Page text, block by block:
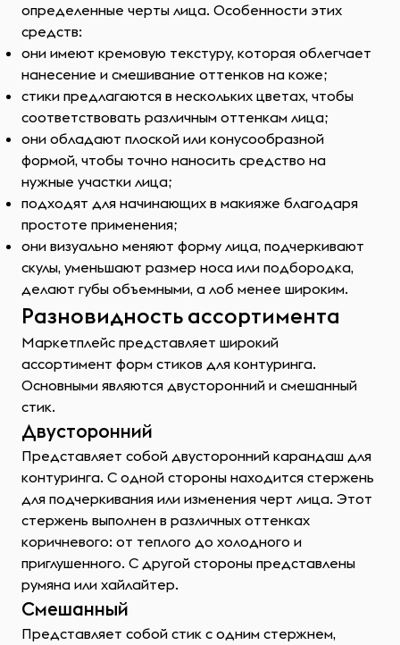
определенные черты лица. Особенности этих
средств:
они имеют кремовую текстуру, которая облегчает
нанесение и смешивание оттенков на коже;
стики предлагаются в нескольких цветах, чтобы
соответствовать различным оттенкам лица;
они обладают плоской или конусообразной
формой, чтобы точно наносить средство на
нужные участки лица;
подходят для начинающих в макияже благодаря
простоте применения;
они визуально меняют форму лица, подчеркивают
скулы, уменьшают размер носа или подбородка,
делают губы объемными, а лоб менее широким.
Разновидность ассортимента
Маркетплейс представляет широкий
ассортимент форм стиков для контуринга.
Основными являются двусторонний и смешанный
стик.
Двусторонний
Представляет собой двусторонний карандаш для
контуринга. С одной стороны находится стержень
для подчеркивания или изменения черт лица. Этот
стержень выполнен в различных оттенках
коричневого: от теплого до холодного и
приглушенного. С другой стороны представлены
румяна или хайлайтер.
Смешанный
Представляет собой стик с одним стержнем,